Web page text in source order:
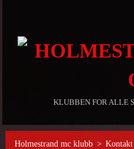
KLUBBEN FOR ALLE
Holmestrand mc klubb > Kontakt